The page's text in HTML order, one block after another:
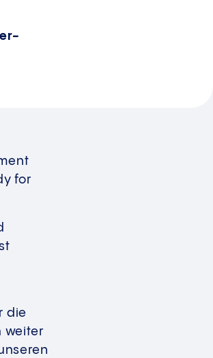
for
die
weiter